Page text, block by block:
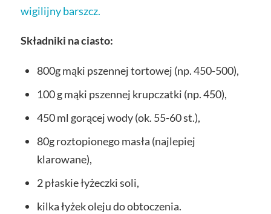
wigilijny barszcz.
Składniki na ciasto:
800g mąki pszennej tortowej (np. 450-500),
100 g mąki pszennej krupczatki (np. 450),
450 ml gorącej wody (ok. 55-60 st.),
80g roztopionego masła (najlepiej
klarowane),
2 płaskie łyżeczki soli,
kilka łyżek oleju do obtoczenia.